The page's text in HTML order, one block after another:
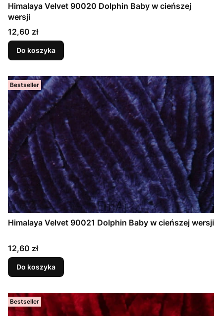
Himalaya Velvet 90020 Dolphin Baby w cieńszej
wersji
Cena
12,60 zł
Do koszyka
Bestseller
Himalaya Velvet 90021 Dolphin Baby w cieńszej wersji
Cena
12,60 zł
Do koszyka
Bestseller